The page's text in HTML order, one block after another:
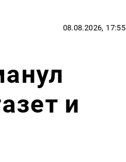
08.08.2026, 17:55
и